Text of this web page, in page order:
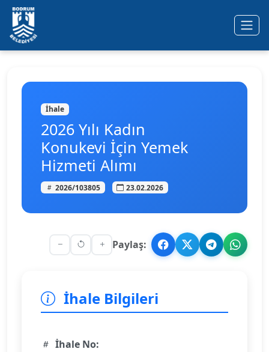
İhale
2026 Yılı Kadın
Konukevi İçin Yemek
Hizmeti Alımı
2026/103805 23.02.2026
Paylaş:
İhale Bilgileri
İhale No: